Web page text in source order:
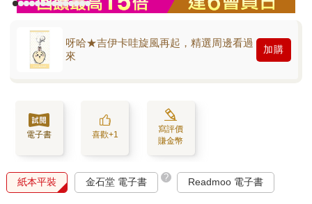
呀哈★吉伊卡哇旋風再起，精選周邊看過
來
加購
電子書 喜歡+1
寫評價
賺金幣
紙本平裝 金石堂 電子書 ? Readmoo 電子書